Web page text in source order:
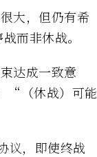
大，但仍有希
而非休战。
达成一致意
“（休战）可能
议，即使终战